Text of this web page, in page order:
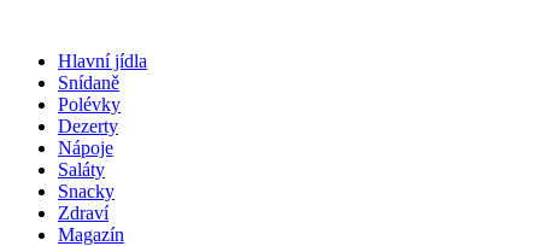
Hlavní jídla
Snídaně
Polévky
Dezerty
Nápoje
Saláty
Snacky
Zdraví
Magazín